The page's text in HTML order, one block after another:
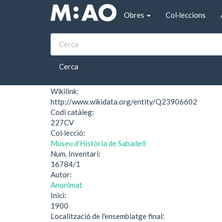
Vés al contingut
Obres
Col·leccions
Cerca
Inici Cos de vestit del Museu d'Història de
Cos de vestit del
Wikilink:
http://www.wikidata.org/entity/Q23906602
Codi catàleg:
227CV
Col·lecció:
Museu d'Història de Sabadell
Num. Inventari:
16784/1
Autor:
Anonimat
Inici:
1900
Localització de l'ensemblatge final: